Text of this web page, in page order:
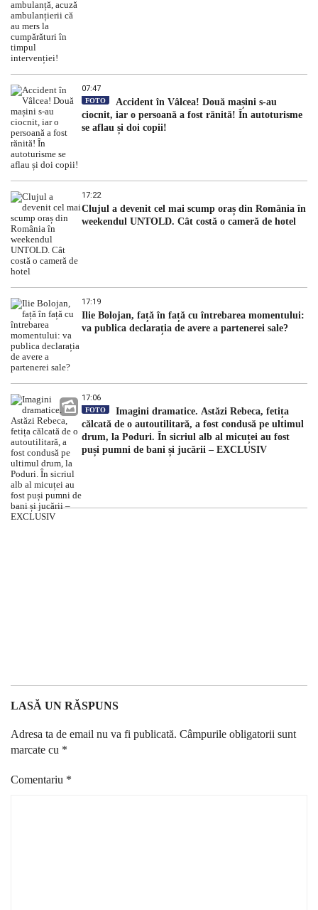
07:47
FOTO
Accident în Vâlcea! Două mașini s-au
ciocnit, iar o persoană a fost rănită! În autoturisme
se aflau și doi copii!
17:22
Clujul a devenit cel mai scump oraș din România în
weekendul UNTOLD. Cât costă o cameră de hotel
17:19
Ilie Bolojan, față în față cu întrebarea momentului:
va publica declarația de avere a partenerei sale?
17:06
FOTO
Imagini dramatice. Astăzi Rebeca, fetița
călcată de o autoutilitară, a fost condusă pe ultimul
drum, la Poduri. În sicriul alb al micuței au fost
puși pumni de bani și jucării – EXCLUSIV
LASĂ UN RĂSPUNS
Adresa ta de email nu va fi publicată. Câmpurile obligatorii sunt
marcate cu *
Comentariu *